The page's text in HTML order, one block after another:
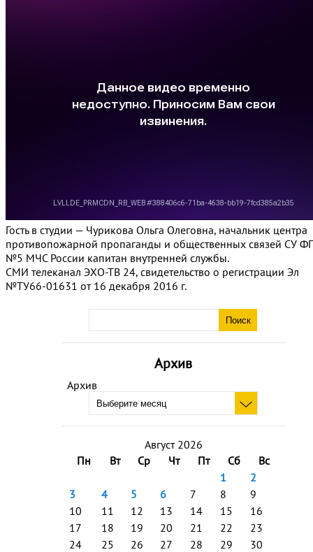
Архив
Архив
Август 2026
Пн
Вт Ср Чт Пт Сб
Вс
1
2
3
4 5 6 7 8
9
10
11 12 13 14 15
16
17
18 19 20 21 22
23
24
25 26 27 28 29
30
Гость в студии — Чурикова Ольга Олеговна, начальник центра
противопожарной пропаганды и общественных связей СУ
№5 МЧС России капитан внутренней службы.
СМИ телеканал ЭХО-ТВ 24, свидетельство о регистрации Эл
№ТУ66-01631 от 16 декабря 2016 г.